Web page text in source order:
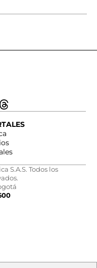
S.A.S. Todos los